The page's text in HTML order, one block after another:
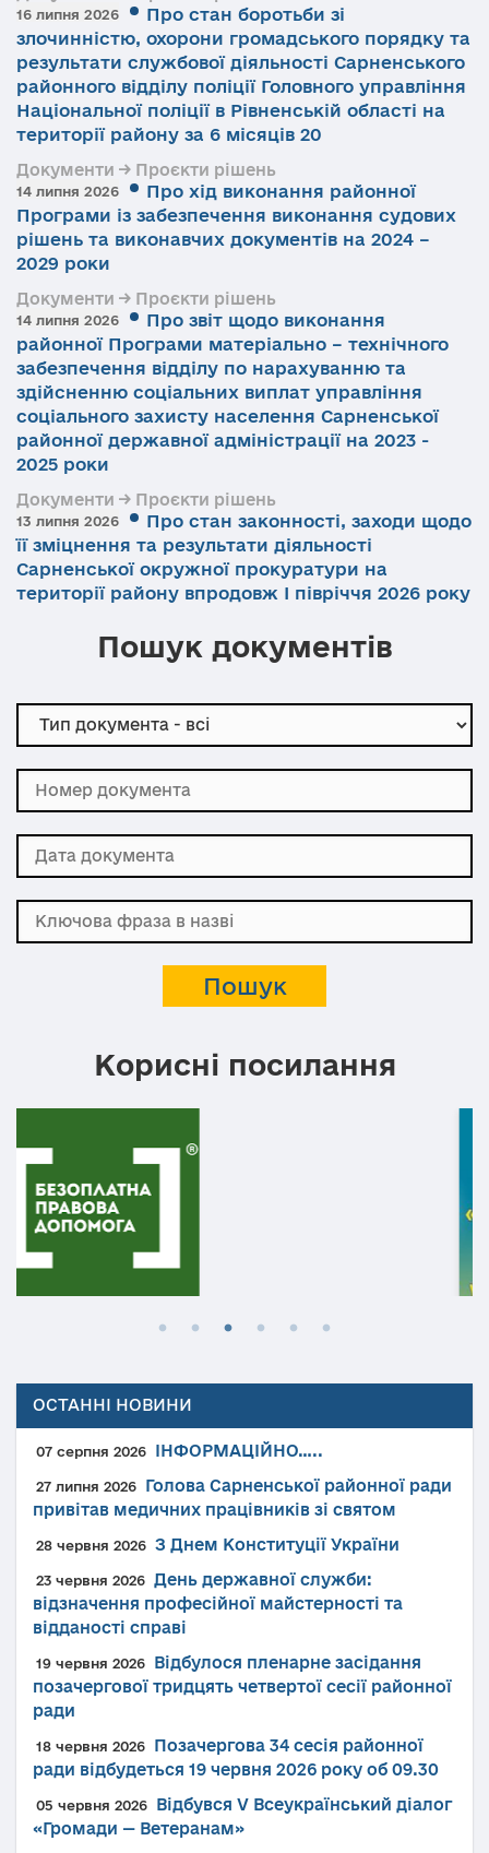
16 липня 2026
Про стан боротьби зі
злочинністю, охорони громадського порядку та
результати службової діяльності Сарненського
районного відділу поліції Головного управління
Національної поліції в Рівненській області на
території району за 6 місяців 20
Документи → Проєкти рішень
14 липня 2026
Про хід виконання районної
Програми із забезпечення виконання судових
рішень та виконавчих документів на 2024 –
2029 роки
Документи → Проєкти рішень
14 липня 2026
Про звіт щодо виконання
районної Програми матеріально – технічного
забезпечення відділу по нарахуванню та
здійсненню соціальних виплат управління
соціального захисту населення Сарненської
районної державної адміністрації на 2023 -
2025 роки
Документи → Проєкти рішень
13 липня 2026
Про стан законності, заходи щодо
її зміцнення та результати діяльності
Сарненської окружної прокуратури на
території району впродовж І півріччя 2026 року
Пошук документів
Корисні посилання
ОСТАННІ НОВИНИ
07 серпня 2026 ІНФОРМАЦІЙНО…..
27 липня 2026
Голова Сарненської районної ради
привітав медичних працівників зі святом
28 червня 2026 З Днем Конституції України
23 червня 2026 День державної служби:
відзначення професійної майстерності та
відданості справі
19 червня 2026
Відбулося пленарне засідання
позачергової тридцять четвертої сесії районної
ради
18 червня 2026
Позачергова 34 сесія районної
ради відбудеться 19 червня 2026 року об 09.30
05 червня 2026
Відбувся V Всеукраїнський діалог
«Громади — Ветеранам»